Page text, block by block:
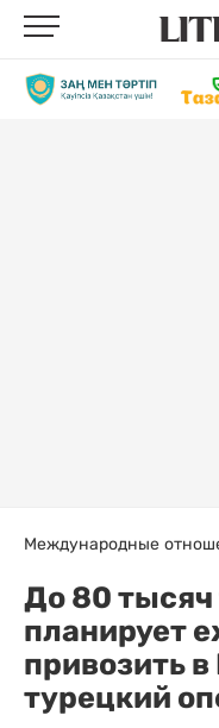
Международные
До 80 тысяч
планирует
привозить
турецкий